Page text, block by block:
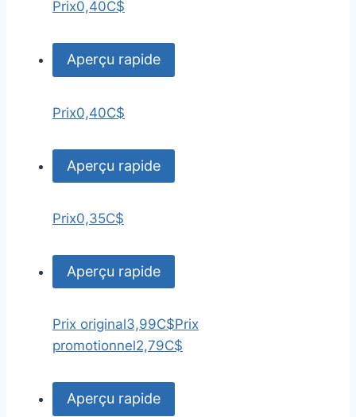
Prix0,40C$
Aperçu rapide
Prix0,40C$
Aperçu rapide
Prix0,35C$
Aperçu rapide
Prix original3,99C$Prix
promotionnel2,79C$
Aperçu rapide